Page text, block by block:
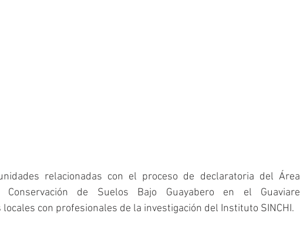
relacionadas con el proceso de declaratoria del Área
Conservación de Suelos Bajo Guayabero en el Guaviare
con profesionales de la investigación del Instituto SINCHI.